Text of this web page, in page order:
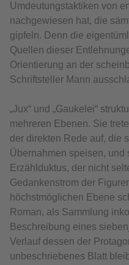
Umdeutungstaktiken von
nachgewiesen hat, die
gipfeln. Denn die
Quellen dieser
Orientierung an der
Schriftsteller Mann
„Jux“ und „Gaukelei“
mehreren Ebenen. Sie
der direkten Rede auf, die
Übernahmen speisen, und
Erzählduktus, der nicht
Gedankenstrom der
höchstmöglichen Ebene
Roman, als Sammlung
Beschreibung eines
Verlauf dessen der
unbeschriebenes Blatt